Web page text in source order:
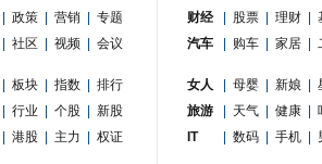
政策 营销
专题
社区 视频 会议
板块 指数
排行
行业 个股
新股
港股 主力 权证
财经
股票 理财
汽车
购车 家居
女人 母婴 新娘
旅游
天气 健康
IT
数码 手机